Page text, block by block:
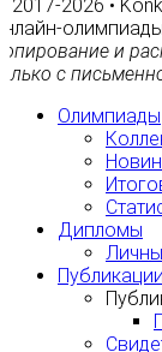
2017-2026 •
и
с
Олимпиады
Дипломы
Публикации